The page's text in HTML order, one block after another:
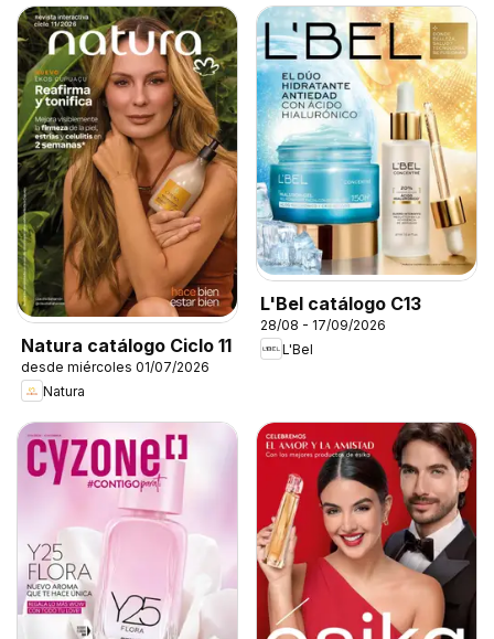
Natura catálogo Ciclo 11
desde miércoles 01/07/2026
Natura
L'Bel catálogo C13
28/08 - 17/09/2026
L'Bel